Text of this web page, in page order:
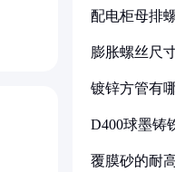
配电柜母排
膨胀螺丝尺
镀锌方管有
D400球墨铸
覆膜砂的耐